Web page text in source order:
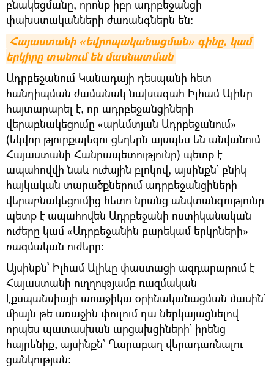
բնակեցմանը, որոնք իբր ադրբեջանցի
փախստականների ժառանգներն են։
Հայաստանի «եվրոպականացման» գինը, կամ
երկիրը տանում են մասնատման
Ադրբեջանում Կանադայի դեսպանի հետ
հանդիպման ժամանակ նախագահ Իլհամ Ալիևը
հայտարարել է, որ ադրբեջանցիների
վերաբնակեցումը «արևմտյան Ադրբեջանում»
(եկվոր թյուրքալեզու ցեղերն այսպես են անվանում
Հայաստանի Հանրապետությունը) պետք է
ապահովվի նաև ուժային բլոկով, այսինքն՝ բնիկ
հայկական տարածքներում ադրբեջանցիների
վերաբնակեցումից հետո նրանց անվտանգությունը
պետք է ապահովեն Ադրբեջանի ոստիկանական
ուժերը կամ «Ադրբեջանին բարեկամ երկրների»
ռազմական ուժերը։
Այսինքն՝ Իլհամ Ալիևը փաստացի ազդարարում է
Հայաստանի ուղղությամբ ռազմական
էքսպանսիայի առաջիկա օրինականացման մասին`
միայն թե առաջին փուլում դա ներկայացնելով
որպես պատասխան արցախցիների՝ իրենց
հայրենիք, այսինքն՝ Ղարաբաղ վերադառնալու
ցանկության։